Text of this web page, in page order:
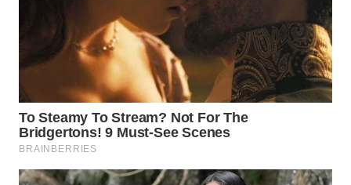
LIKUPANG
WN
WN
BORNEO